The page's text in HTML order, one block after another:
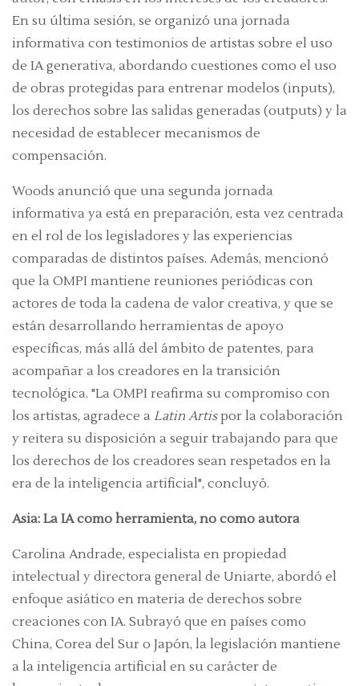
En su última sesión, se organizó una jornada
informativa con testimonios de artistas sobre el uso
de IA generativa, abordando cuestiones como el uso
de obras protegidas para entrenar modelos (inputs),
los derechos sobre las salidas generadas (outputs) y la
necesidad de establecer mecanismos de
compensación.
Woods anunció que una segunda jornada
informativa ya está en preparación, esta vez centrada
en el rol de los legisladores y las experiencias
comparadas de distintos países. Además, mencionó
que la OMPI mantiene reuniones periódicas con
actores de toda la cadena de valor creativa, y que se
están desarrollando herramientas de apoyo
específicas, más allá del ámbito de patentes, para
acompañar a los creadores en la transición
tecnológica. "La OMPI reafirma su compromiso con
los artistas, agradece a Latin Artispor la colaboración
y reitera su disposición a seguir trabajando para que
los derechos de los creadores sean respetados en la
era de la inteligencia artificial", concluyó.
Asia: La IA como herramienta, no como autora
Carolina Andrade, especialista en propiedad
intelectual y directora general de Uniarte, abordó el
enfoque asiático en materia de derechos sobre
creaciones con IA. Subrayó que en países como
China, Corea del Sur o Japón, la legislación mantiene
a la inteligencia artificial en su carácter de